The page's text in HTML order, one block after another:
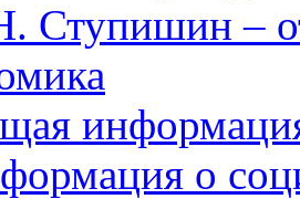
Ступишин –
о